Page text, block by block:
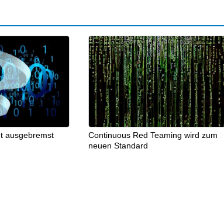
ausgebremst
Continuous Red Teaming wird zum
neuen Standard